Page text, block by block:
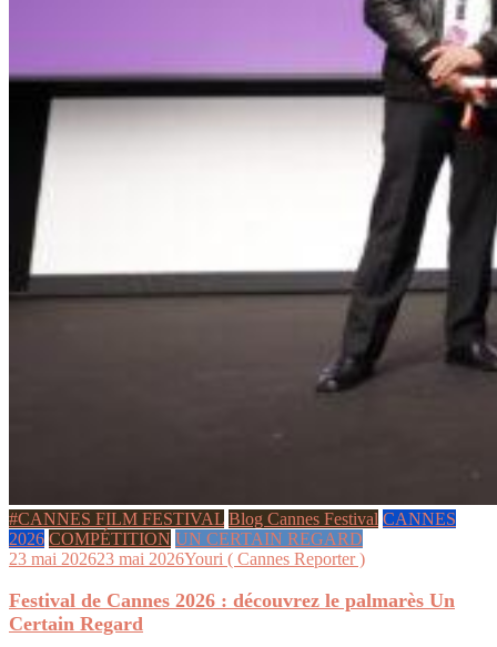
#CANNES FILM FESTIVAL Blog Cannes Festival CANNES
2026 COMPÉTITION UN CERTAIN REGARD
23 mai 202623 mai 2026Youri ( Cannes Reporter )
Festival de Cannes 2026 : découvrez le palmarès Un
Certain Regard